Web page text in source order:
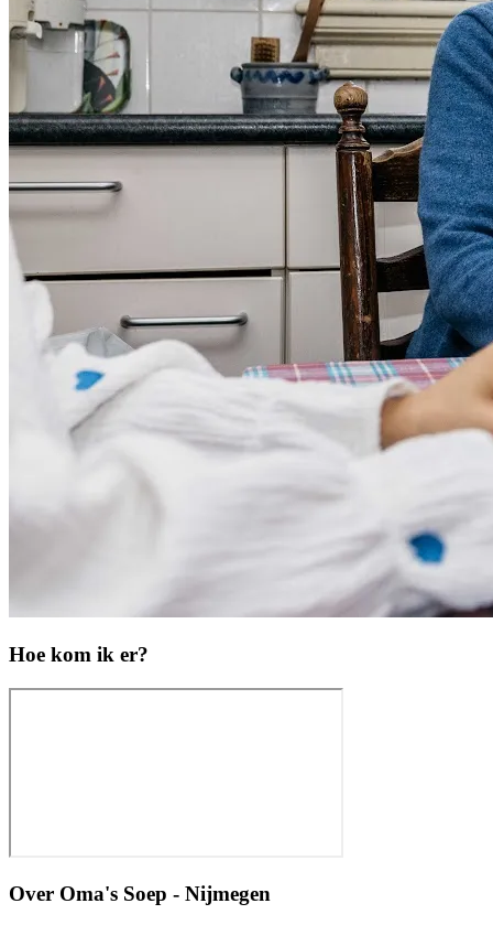
Hoe kom ik er?
Over Oma's Soep - Nijmegen